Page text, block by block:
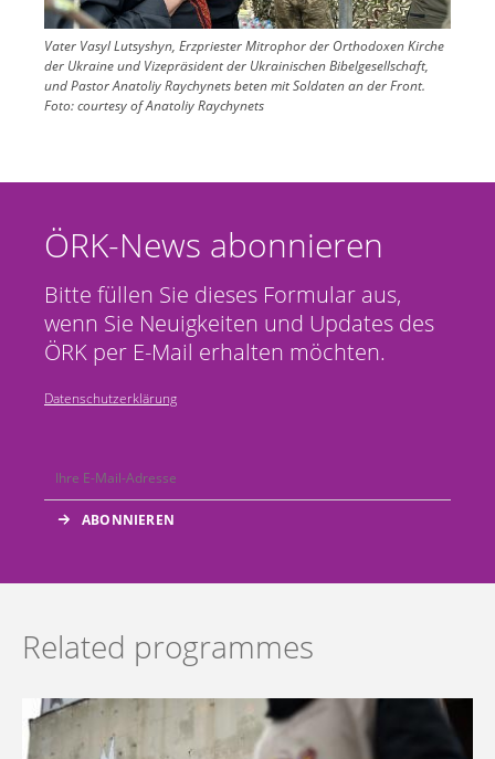
Vater Vasyl Lutsyshyn, Erzpriester Mitrophor der Orthodoxen Kirche
der Ukraine und Vizepräsident der Ukrainischen Bibelgesellschaft,
und Pastor Anatoliy Raychynets beten mit Soldaten an der Front.
Foto:courtesy of Anatoliy Raychynets
ÖRK-News abonnieren
Bitte füllen Sie dieses Formular aus,
wenn Sie Neuigkeiten und Updates des
ÖRK per E-Mail erhalten möchten.
Datenschutzerklärung
Related programmes